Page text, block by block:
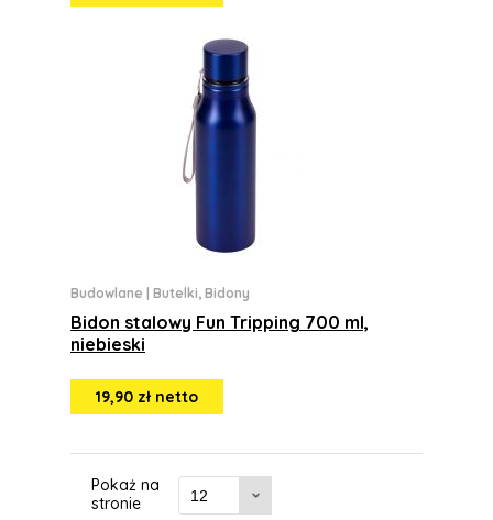
Budowlane Butelki, Bidony
Bidon stalowy Fun Tripping 700 ml,
niebieski
19,90 zł netto
Pokaż na
stronie